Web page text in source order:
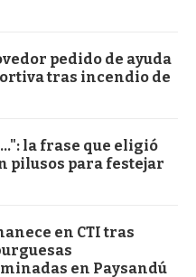
pedido de ayuda
tras incendio de
la frase que eligió
pilusos para festejar
en CTI tras
en Paysandú